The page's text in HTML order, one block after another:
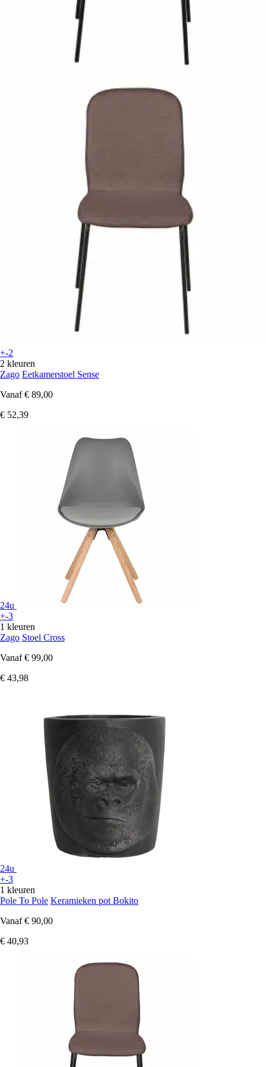
+-2
2 kleuren
Zago Eetkamerstoel Sense
Vanaf € 89,00
€ 52,39
24u
+-3
1 kleuren
Zago Stoel Cross
Vanaf € 99,00
€ 43,98
24u
+-3
1 kleuren
Pole To Pole Keramieken pot Bokito
Vanaf € 90,00
€ 40,93